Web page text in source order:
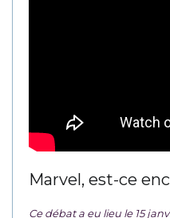
Marvel, est-ce
Ce débat a eu lieu le 15